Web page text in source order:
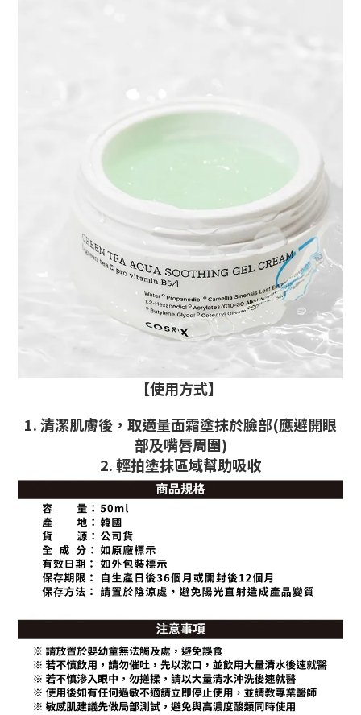
【使用方式】
1. 清潔肌膚後，取適量面霜塗抹於臉部(應避開眼
部及嘴唇周圍)
2. 輕拍塗抹區域幫助吸收